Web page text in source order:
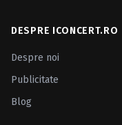
DESPRE ICONCERT.RO
Despre noi
Publicitate
Blog